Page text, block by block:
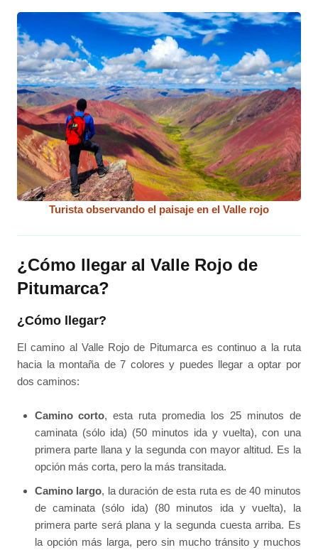
Turista observando el paisaje en el Valle rojo
¿Cómo llegar al Valle Rojo de
Pitumarca?
¿Cómo llegar?
El camino al Valle Rojo de Pitumarca es continuo a la ruta
hacia la montaña de 7 colores y puedes llegar a optar por
dos caminos:
Camino corto, esta ruta promedia los 25 minutos de
caminata (sólo ida) (50 minutos ida y vuelta), con una
primera parte llana y la segunda con mayor altitud. Es la
opción más corta, pero la más transitada.
Camino largo, la duración de esta ruta es de 40 minutos
de caminata (sólo ida) (80 minutos ida y vuelta), la
primera parte será plana y la segunda cuesta arriba. Es
la opción más larga, pero sin mucho tránsito y muchos